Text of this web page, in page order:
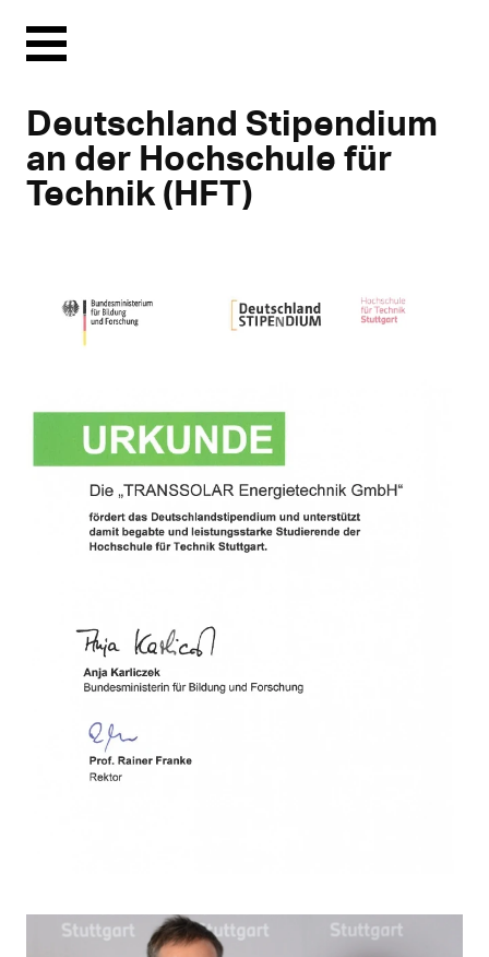
Menu
Deutschland Stipendium
an der Hochschule für
Technik (HFT)